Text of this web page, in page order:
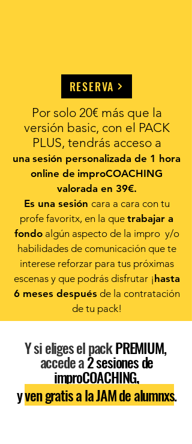
RESERVA
Por solo 20€ más que la
versión basic, con el PACK
PLUS, tendrás acceso a
una sesión personalizada de 1 hora
online de improCOACHING
valorada en 39€.
Es una sesión cara a cara con tu
profe favoritx, en la que trabajar a
fondoalgún aspecto de la impro y/o
habilidades de comunicación que te
interese reforzar para tus próximas
escenas y que podrás disfrutar ¡ hasta
6 meses después de la contratación
de tu pack!
Y si eliges el packPREMIUM,
accede a2 sesiones de
improCOACHING,
yven gratis a la JAM de alumnxs.